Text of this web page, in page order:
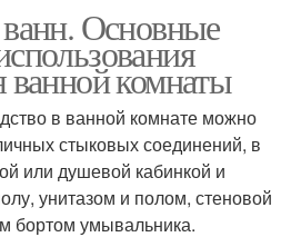
Основные
ванной комнаты
в ванной комнате можно
стыковых соединений, в
или душевой кабинкой и
унитазом и полом, стеновой
бортом умывальника.